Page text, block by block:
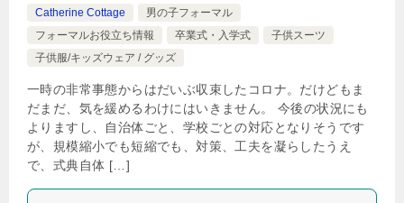
Catherine Cottage
男の子フォーマル
フォーマルお役立ち情報
卒業式・入学式
子供スーツ
子供服/キッズウェア / グッズ
一時の非常事態からはだいぶ収束したコロナ。だけどもま
だまだ、気を緩めるわけにはいきません。 今後の状況にも
よりますし、自治体ごと、学校ごとの対応となりそうです
が、規模縮小でも短縮でも、対策、工夫を凝らしたうえ
で、式典自体 […]